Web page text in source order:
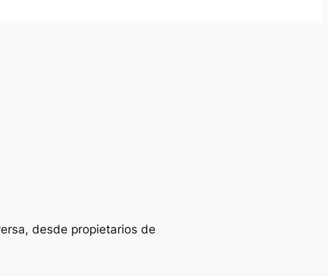
desde propietarios de